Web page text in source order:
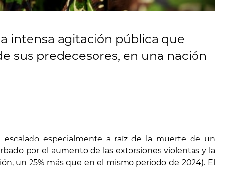
intensa agitación pública que
sus predecesores, en una nación
escalado especialmente a raíz de la muerte de un
por el aumento de las extorsiones violentas y la
un 25% más que en el mismo periodo de 2024). El